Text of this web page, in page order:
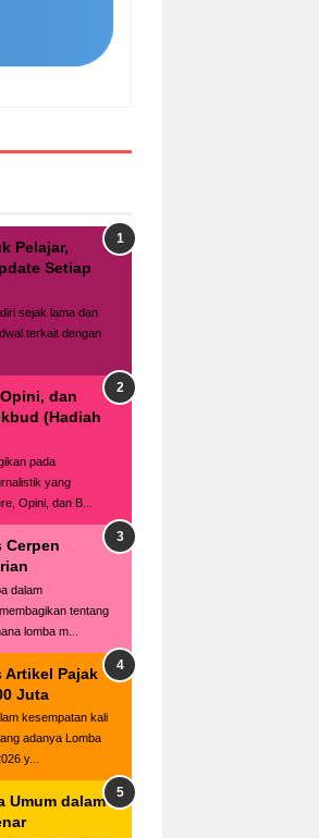
Pelajar,
Setiap
sejak lama dan
terkait dengan
dan
(Hadiah
pada
yang
Opini, dan B...
Cerpen
dalam
tentang
lomba m...
Artikel Pajak
Juta
kesempatan kali
adanya Lomba
y...
Umum dalam